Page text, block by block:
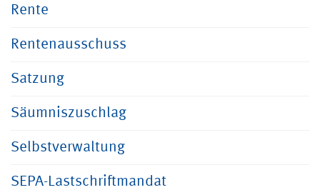
Rente
Rentenausschuss
Satzung
Säumniszuschlag
Selbstverwaltung
SEPA-Lastschriftmandat